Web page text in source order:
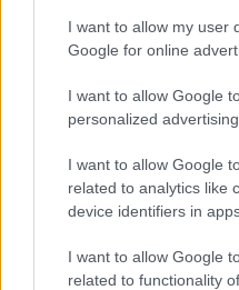
I want to allow my user
Google for online
I want to allow Google
personalized advertising.
I want to allow Google
related to analytics like
device identifiers in
I want to allow Google
related to functionality